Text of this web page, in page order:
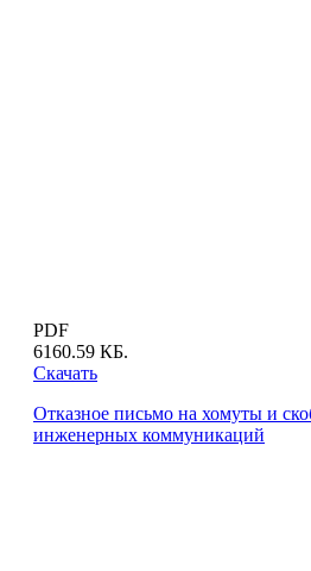
PDF
6160.59 КБ.
Скачать
Отказное письмо на хомуты и
инженерных коммуникаций